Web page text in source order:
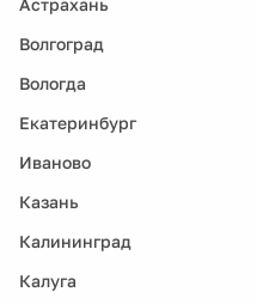
Волгоград
Вологда
Екатеринбург
Иваново
Казань
Калининград
Калуга